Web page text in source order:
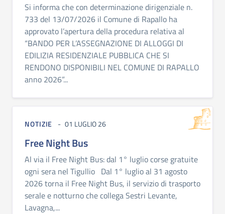
Si informa che con determinazione dirigenziale n.
733 del 13/07/2026 il Comune di Rapallo ha
approvato l’apertura della procedura relativa al
“BANDO PER L’ASSEGNAZIONE DI ALLOGGI DI
EDILIZIA RESIDENZIALE PUBBLICA CHE SI
RENDONO DISPONIBILI NEL COMUNE DI RAPALLO
anno 2026”...
NOTIZIE 01 LUGLIO 26
Free Night Bus
Al via il Free Night Bus: dal 1° luglio corse gratuite
ogni sera nel Tigullio Dal 1° luglio al 31 agosto
2026 torna il Free Night Bus, il servizio di trasporto
serale e notturno che collega Sestri Levante,
Lavagna,...